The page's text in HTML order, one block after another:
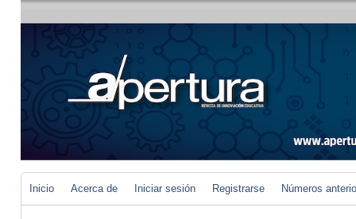
Inicio Acerca de Iniciar sesión Registrarse Números